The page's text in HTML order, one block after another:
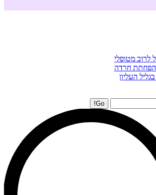
לרוב מטופלי
חרדה
העליון